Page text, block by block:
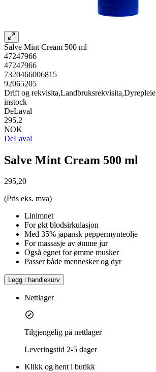
Salve Mint Cream 500 ml
47247966
47247966
7320466006815
92065205
Drift og rekvisita,Landbruksrekvisita,Dyrepleie
instock
DeLaval
295.2
NOK
DeLaval
Salve Mint Cream 500 ml
295,20
(Pris eks. mva)
Linimnet
For økt blodsirkulasjon
Med 35% japansk peppermynteolje
For massasje av ømme jur
Også egnet for ømme musker
Passer både mennesker og dyr
Legg i handlekurv
Nettlager
Tilgjengelig på nettlager
Leveringstid 2-5 dager
Klikk og hent i butikk